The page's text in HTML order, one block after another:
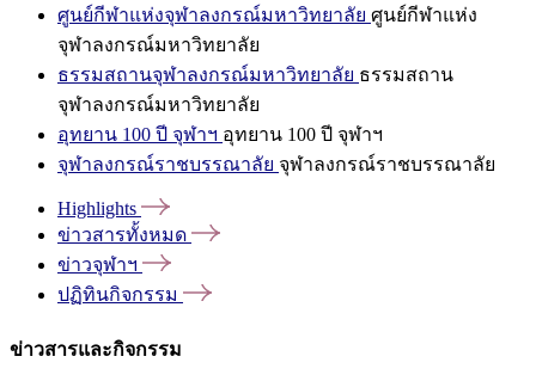
ศูนย์กีฬาแห่งจุฬาลงกรณ์มหาวิทยาลัย ศูนย์กีฬาแห่ง
จุฬาลงกรณ์มหาวิทยาลัย
ธรรมสถานจุฬาลงกรณ์มหาวิทยาลัย ธรรมสถาน
จุฬาลงกรณ์มหาวิทยาลัย
อุทยาน 100 ปี จุฬาฯ อุทยาน 100 ปี จุฬาฯ
จุฬาลงกรณ์ราชบรรณาลัย จุฬาลงกรณ์ราชบรรณาลัย
Highlights
ข่าวสารทั้งหมด
ข่าวจุฬาฯ
ปฏิทินกิจกรรม
ข่าวสารและกิจกรรม